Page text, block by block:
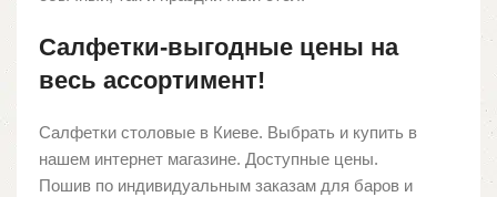
Салфетки-выгодные цены на
весь ассортимент!
Салфетки столовые в Киеве. Выбрать и купить в
нашем интернет магазине. Доступные цены.
Пошив по индивидуальным заказам для баров и